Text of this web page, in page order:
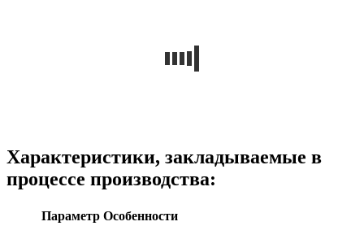
Характеристики, закладываемые в
процессе производства:
Параметр Особенности